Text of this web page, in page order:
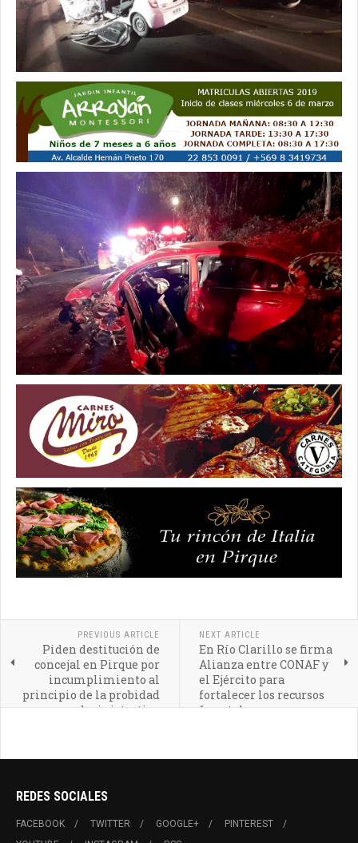
PREVIOUS ARTICLE
Piden destitución de
concejal en Pirque por
incumplimiento al
principio de la probidad
administrativa
NEXT ARTICLE
En Río Clarillo se firma
Alianza entre CONAF y
el Ejército para
fortalecer los recursos
forestales
REDES SOCIALES
FACEBOOK TWITTER GOOGLE+
PINTEREST